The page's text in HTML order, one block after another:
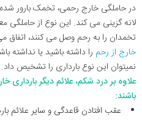
در حاملگی خارج رحمی، تخمک بارور
لانه گزینی می کند. این نوع از حاملگی
تخمدان را به رحم وصل می کنند،
خارج از رحم را داشته باشید یا نداشته
نمیتوان این نوع بارداری را تشخیص داد.
علاوه بر درد شکم، علائم دیگر بارداری
باشند:
عقب افتادن قاعدگی و سایر علائم